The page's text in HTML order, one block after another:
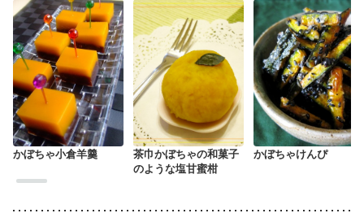
かぼちゃ小倉羊羹
茶巾かぼちゃの和菓子
のような塩甘蜜柑
かぼちゃけんぴ